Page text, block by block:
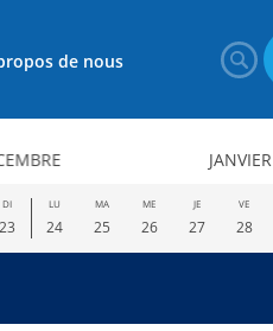
de nous
JANVIER
DI
23
LU
24
MA
25
ME
26
JE
27
VE
28